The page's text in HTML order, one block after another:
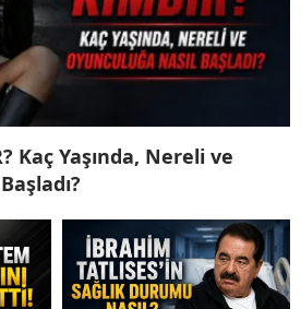
Kaç Yaşında, Nereli ve